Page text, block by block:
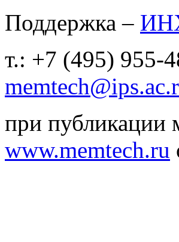
Поддержка –
т.: +7 (495) 955-
при публикации
www.memtech.ru